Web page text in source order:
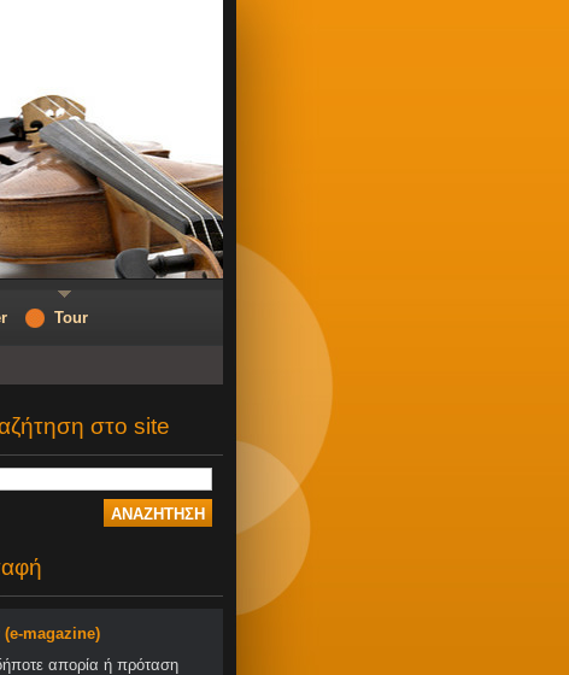
στο site
magazine)
απορία ή πρόταση
Tour